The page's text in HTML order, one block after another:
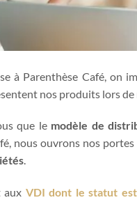
à Parenthèse Café, on
nos produits lors
que le modèle de
nous ouvrons nos
.
aux VDI dont le statut